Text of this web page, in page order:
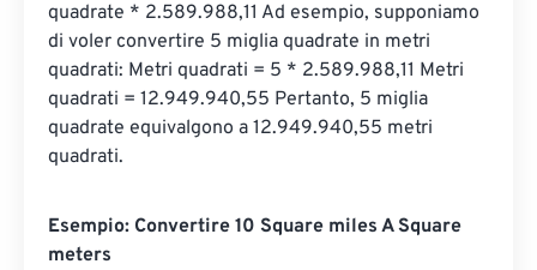
quadrate * 2.589.988,11 Ad esempio, supponiamo
di voler convertire 5 miglia quadrate in metri
quadrati: Metri quadrati = 5 * 2.589.988,11 Metri
quadrati = 12.949.940,55 Pertanto, 5 miglia
quadrate equivalgono a 12.949.940,55 metri
quadrati.
Esempio: Convertire 10 Square miles A Square
meters